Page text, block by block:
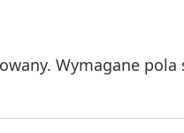
Wymagane pola